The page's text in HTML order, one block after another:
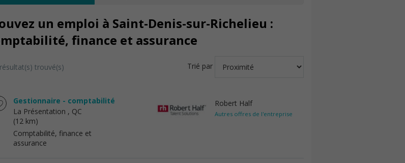
un emploi à Saint-Denis-sur-Richelieu :
finance et assurance
trouvé(s) Trié par
Gestionnaire - comptabilité
La Présentation , QC
(12 km)
Comptabilité, finance et
assurance
Robert Half
Autres offres de l'entreprise